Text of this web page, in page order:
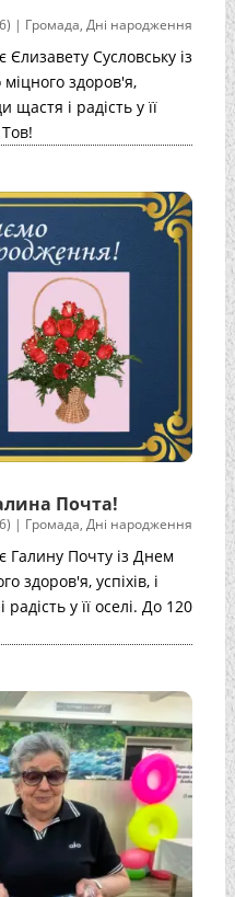
| Громада,Дні народження
Сусловську із
здоров'я,
щастя і радість у її
Почта!
| Громада,Дні народження
Галину Почту із Днем
здоров'я, успіхів, і
у її оселі. До 120